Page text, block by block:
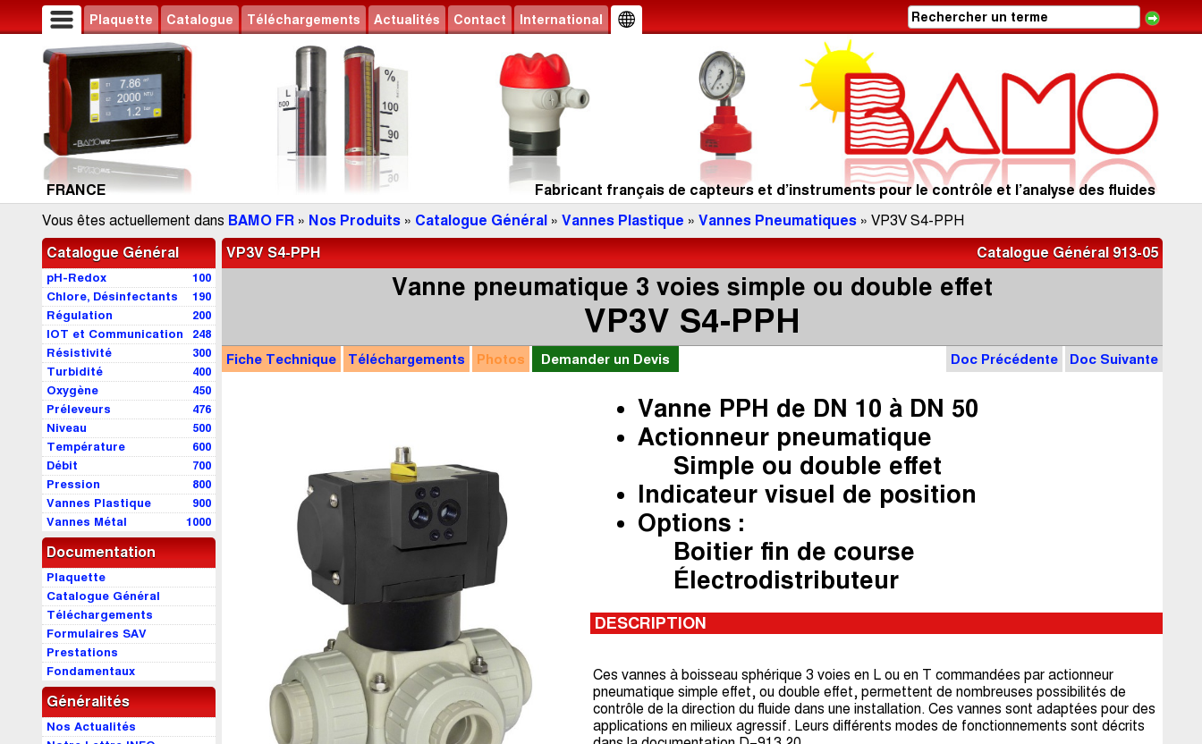
Plaquette Catalogue Téléchargements Actualités Contact International
FRANCE
Fabricant français de capteurs et d’instruments pour le contrôle et l’analyse des fluides
Vous êtes actuellement dans BAMO FR » Nos Produits » Catalogue Général » Vannes Plastique » Vannes Pneumatiques » VP3V S4-PPH
Catalogue Général
100
pH-Redox
190
Chlore, Désinfectants
200
Régulation
248
IOT et Communication
300
Résistivité
400
Turbidité
450
Oxygène
476
Préleveurs
500
Niveau
600
Température
700
Débit
800
Pression
900
Vannes Plastique
1000
Vannes Métal
Documentation
Plaquette
Catalogue Général
Téléchargements
Formulaires SAV
Prestations
Fondamentaux
Généralités
Nos Actualités
Catalogue Général 913-05
VP3V S4-PPH
Vanne pneumatique 3 voies simple ou double effet
VP3V S4-PPH
Doc Précédente Doc Suivante
Fiche Technique Téléchargements Photos Demander un Devis
Vanne PPH de DN 10 à DN 50
Actionneur pneumatique
Simple ou double effet
Indicateur visuel de position
Options :
Boitier fin de course
Électrodistributeur
DESCRIPTION
Ces vannes à boisseau sphérique 3 voies en L ou en T commandées par actionneur
pneumatique simple effet, ou double effet, permettent de nombreuses possibilités de
contrôle de la direction du fluide dans une installation. Ces vannes sont adaptées pour des
applications en milieux agressif. Leurs différents modes de fonctionnements sont décrits